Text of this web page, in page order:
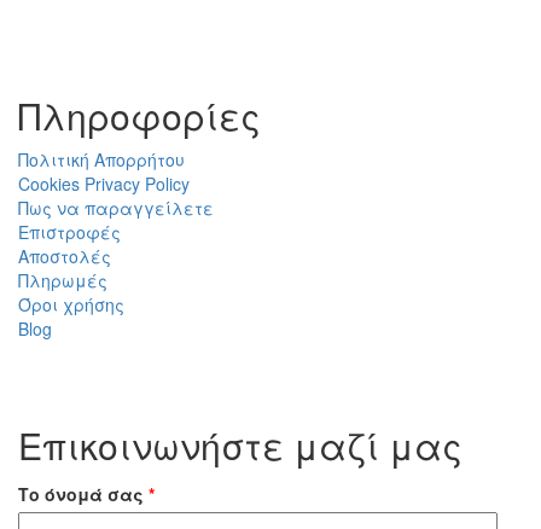
Πληροφορίες
Πολιτική Απορρήτου
Cookies Privacy Policy
Πως να παραγγείλετε
Επιστροφές
Αποστολές
Πληρωμές
Όροι χρήσης
Blog
Επικοινωνήστε μαζί μας
Το όνομά σας *